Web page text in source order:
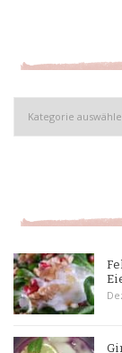
Kategorien